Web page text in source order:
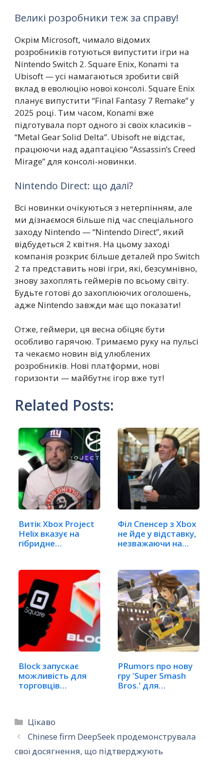
Великі розробники теж за справу!
Окрім Microsoft, чимало відомих
розробників готуються випустити ігри на
Nintendo Switch 2. Square Enix, Konami та
Ubisoft — усі намагаються зробити свій
вклад в еволюцію нової консолі. Square Enix
планує випустити “Final Fantasy 7 Remake” у
2025 році. Тим часом, Konami вже
підготувала порт одного зі своїх класиків –
“Metal Gear Solid Delta”. Ubisoft не відстає,
працюючи над адаптацією “Assassin’s Creed
Mirage” для консолі-новинки.
Nintendo Direct: що далі?
Всі новинки очікуються з нетерпінням, але
ми дізнаємося більше під час спеціального
заходу Nintendo — “Nintendo Direct”, який
відбудеться 2 квітня. На цьому заході
компанія розкриє більше деталей про Switch
2 та представить нові ігри, які, безсумнівно,
знову захоплять геймерів по всьому світу.
Будьте готові до захоплюючих оголошень,
адже Nintendo завжди має що показати!
Отже, геймери, ця весна обіцяє бути
особливо гарячою. Тримаємо руку на пульсі
та чекаємо новин від улюблених
розробників. Нові платформи, нові
горизонти — майбутнє ігор вже тут!
Related Posts:
Витік Xbox Project
Helix вказує на
гібридне…
Філ Спенсер з Xbox
не йде у відставку,
незважаючи на
Block запускає
можливість для
торговців
РRumors про нову
гру 'Super Smash
Bros.' для…
Категорії
Цікаво
Chinese firm DeepSeek продемонструвала
свої досягнення, що підтверджують